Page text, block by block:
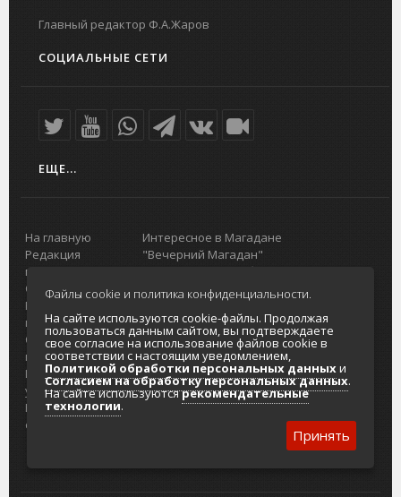
Главный редактор Ф.А.Жаров
СОЦИАЛЬНЫЕ СЕТИ
ЕЩЕ...
На главную
Редакция
портала
О проекте
Реклама на
портале
Отзывы и
предложения
Интернет-
услуги
Разработка
сайтов
Интересное в Магадане
"Вечерний Магадан"
Реклама
Главный туристический портал
Колымы
Политика в отношении обработки
персональных данных
Согласие на обработку персональных
данных
Файлы cookie и политика конфиденциальности.
На сайте используются cookie-файлы. Продолжая
пользоваться данным сайтом, вы подтверждаете
свое согласие на использование файлов cookie в
соответствии с настоящим уведомлением,
Политикой обработки персональных данныхи
Согласием на обработку персональных данных.
На сайте используютсярекомендательные
технологии.
Принять